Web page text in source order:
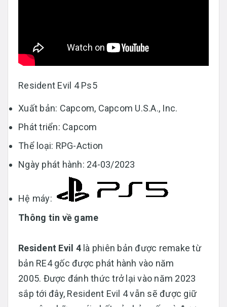
Resident Evil 4 Ps5
Xuất bản: Capcom, Capcom U.S.A., Inc.
Phát triển: Capcom
Thể loại: RPG-Action
Ngày phát hành: 24-03/2023
Hệ máy:
Thông tin về game
Resident Evil 4là phiên bản được remake từ
bản RE4 gốc được phát hành vào năm
2005. Được đánh thức trở lại vào năm 2023
sắp tới đây, Resident Evil 4 vẫn sẽ được giữ